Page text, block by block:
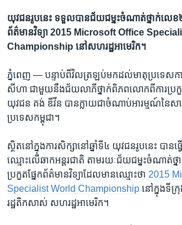
ស្វែង​យុវជន​រូប​នេះ​ ទទួល​បាន​​ជ័យជម្នះ​ចំណាត់​ថ្នាក់​លេខ​២​​
ព័ត៌មាន​វិទ្យា​​ ​2015 Microsoft Office
Championship នៅ​​សហ​រដ្ឋ​អាមេរិក។
ភ្នំពេញ — បន្ទាប់​ពី​វិល​ត្រឡប់​មក​ដល់​មាតុប្រទេស​
សីហា ជា​មួយ​នឹង​ជ័យ​លាភី​ថ្នាក់​ពិភពលោក​ពី​ការ​ប្រកួត​
យុវជន ​គង់​ ឌីវីន​ បាន​ក្លាយ​ជា​ចំណាប់​អារម្មណ៍​នៃ​សា
ប្រទេស​កម្ពុជា។​
ស្ថិត​នៅ​ក្នុង​ការ​សិក្សា​នៅ​ឆ្នាំ​ទី​៤​ យុវជន​រូប​នេះ​ បាន​ធ្
ឈ្មោះ​លើ​ឆាក​អន្តរជាតិ​ តាម​រយៈ​ជ័យជម្នះ​ចំណាត់​ថ្ន
ប្រកួត​ផ្នែក​ព័ត៌មាន​វិទ្យា​ដែល​មាន​ឈ្មោះ​ថា​ ​2015
Specialist World Championship នៅ​ក្នុង​ទី​ក្
រដ្ឋ​តិកសាស់​ សហ​រដ្ឋ​អាមេរិក។ ​